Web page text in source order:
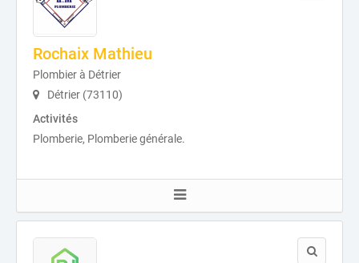
Rochaix Mathieu
Plombier à Détrier
Détrier (73110)
Activités
Plomberie, Plomberie générale.